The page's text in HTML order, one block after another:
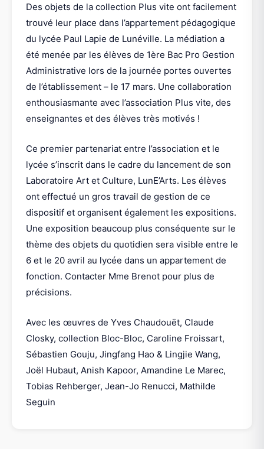
Des objets de la collection Plus vite ont facilement
trouvé leur place dans l’appartement pédagogique
du lycée Paul Lapie de Lunéville. La médiation a
été menée par les élèves de 1ère Bac Pro Gestion
Administrative lors de la journée portes ouvertes
de l’établissement – le 17 mars. Une collaboration
enthousiasmante avec l’association Plus vite, des
enseignantes et des élèves très motivés !
Ce premier partenariat entre l’association et le
lycée s’inscrit dans le cadre du lancement de son
Laboratoire Art et Culture, LunE’Arts. Les élèves
ont effectué un gros travail de gestion de ce
dispositif et organisent également les expositions.
Une exposition beaucoup plus conséquente sur le
thème des objets du quotidien sera visible entre le
6 et le 20 avril au lycée dans un appartement de
fonction. Contacter Mme Brenot pour plus de
précisions.
Avec les œuvres de Yves Chaudouët, Claude
Closky, collection Bloc-Bloc, Caroline Froissart,
Sébastien Gouju, Jingfang Hao & Lingjie Wang,
Joël Hubaut, Anish Kapoor, Amandine Le Marec,
Tobias Rehberger, Jean-Jo Renucci, Mathilde
Seguin